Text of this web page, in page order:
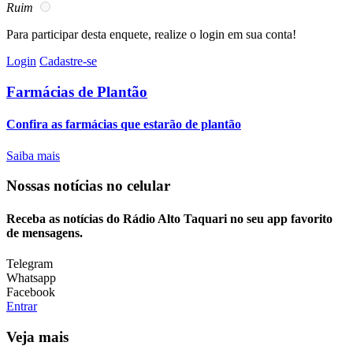
Ruim
Para participar desta enquete, realize o login em sua conta!
Login Cadastre-se
Farmácias de Plantão
Confira as farmácias que estarão de plantão
Saiba mais
Nossas notícias no celular
Receba as notícias do Rádio Alto Taquari no seu app favorito
de mensagens.
Telegram
Whatsapp
Facebook
Entrar
Veja mais